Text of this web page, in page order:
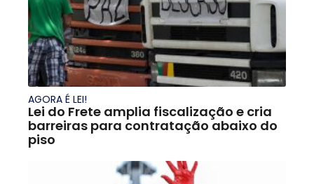
AGORA É LEI!
Lei do Frete amplia fiscalização e cria
barreiras para contratação abaixo do
piso